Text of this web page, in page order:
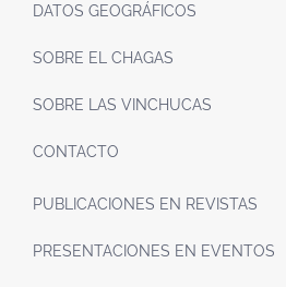
DATOS GEOGRÁFICOS
SOBRE EL CHAGAS
SOBRE LAS VINCHUCAS
CONTACTO
PUBLICACIONES EN REVISTAS
PRESENTACIONES EN EVENTOS